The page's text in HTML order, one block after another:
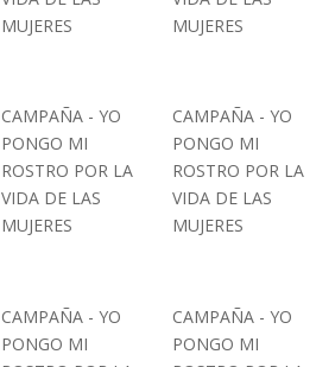
MUJERES
MUJERES
CAMPAÑA - YO
PONGO MI
ROSTRO POR LA
VIDA DE LAS
MUJERES
CAMPAÑA - YO
PONGO MI
ROSTRO POR LA
VIDA DE LAS
MUJERES
CAMPAÑA - YO
PONGO MI
CAMPAÑA - YO
PONGO MI